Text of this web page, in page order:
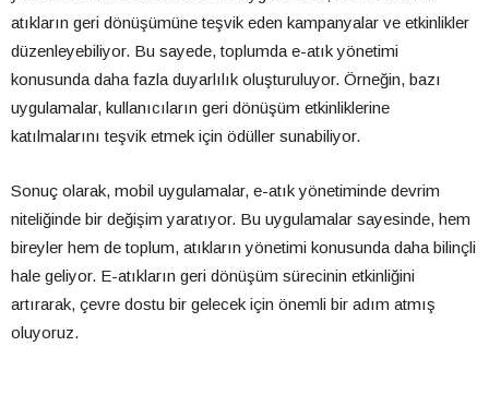
atıkların geri dönüşümüne teşvik eden kampanyalar ve etkinlikler
düzenleyebiliyor. Bu sayede, toplumda e-atık yönetimi
konusunda daha fazla duyarlılık oluşturuluyor. Örneğin, bazı
uygulamalar, kullanıcıların geri dönüşüm etkinliklerine
katılmalarını teşvik etmek için ödüller sunabiliyor.
Sonuç olarak, mobil uygulamalar, e-atık yönetiminde devrim
niteliğinde bir değişim yaratıyor. Bu uygulamalar sayesinde, hem
bireyler hem de toplum, atıkların yönetimi konusunda daha bilinçli
hale geliyor. E-atıkların geri dönüşüm sürecinin etkinliğini
artırarak, çevre dostu bir gelecek için önemli bir adım atmış
oluyoruz.